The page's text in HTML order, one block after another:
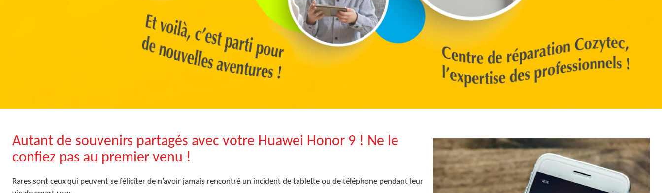
Autant de souvenirs partagés avec votre Huawei Honor 9 ! Ne le
confiez pas au premier venu !
Rares sont ceux qui peuvent se féliciter de n’avoir jamais rencontré un incident de tablette ou de téléphone pendant leur